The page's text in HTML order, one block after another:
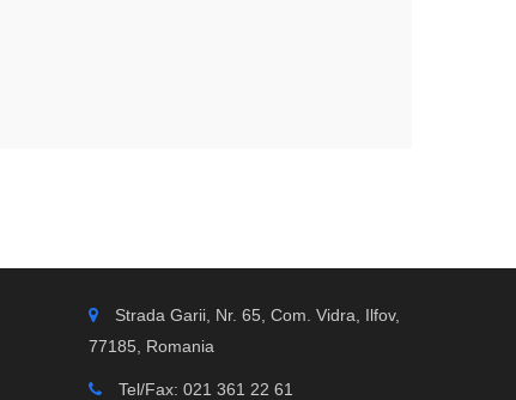
Strada Garii, Nr. 65, Com. Vidra, Ilfov,
77185, Romania
Tel/Fax: 021 361 22 61